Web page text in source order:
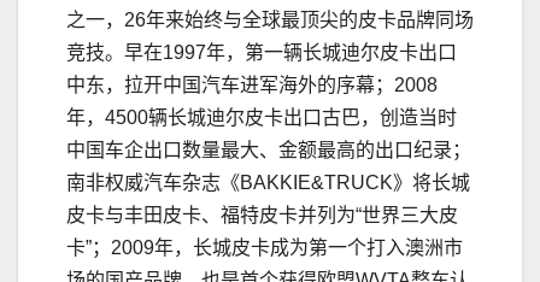
之一，26年来始终与全球最顶尖的皮卡品牌同场
竞技。早在1997年，第一辆长城迪尔皮卡出口
中东，拉开中国汽车进军海外的序幕；2008
年，4500辆长城迪尔皮卡出口古巴，创造当时
中国车企出口数量最大、金额最高的出口纪录；
南非权威汽车杂志《BAKKIE&TRUCK》将长城
皮卡与丰田皮卡、福特皮卡并列为“世界三大皮
卡”；2009年，长城皮卡成为第一个打入澳洲市